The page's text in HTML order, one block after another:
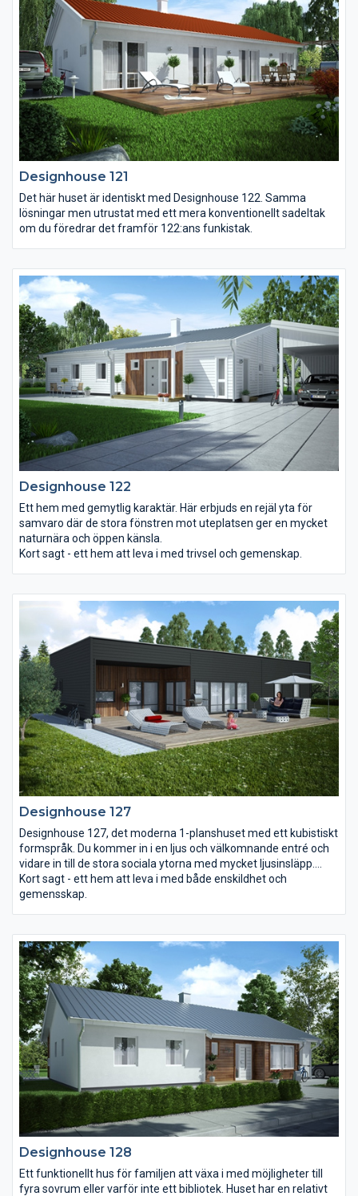
Designhouse 121
Det här huset är identiskt med Designhouse 122. Samma
lösningar men utrustat med ett mera konventionellt sadeltak
om du föredrar det framför 122:ans funkistak.
Designhouse 122
Ett hem med gemytlig karaktär. Här erbjuds en rejäl yta för
samvaro där de stora fönstren mot uteplatsen ger en mycket
naturnära och öppen känsla.
Kort sagt - ett hem att leva i med trivsel och gemenskap.
Designhouse 127
Designhouse 127, det moderna 1-planshuset med ett kubistiskt
formspråk. Du kommer in i en ljus och välkomnande entré och
vidare in till de stora sociala ytorna med mycket ljusinsläpp.
Köket är luftigt och praktiskt och har en köksö som blir en
naturlig plats för familjen att samlas vid. Från vardagsrummet
har även den en egen urgång till uteplatsen. I den andra
sovrumsdelen finns ett allrum som kan användas som lekrum
för barnen.
Kort sagt - ett hem att leva i med både enskildhet och
gemensskap.
Designhouse 128
Ett funktionellt hus för familjen att växa i med möjligheter till
fyra sovrum eller varför inte ett bibliotek. Huset har en relativt